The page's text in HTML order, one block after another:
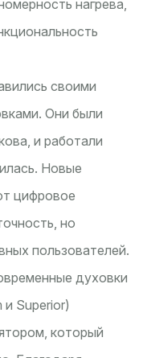
нагрева,
своими
Они были
и работали
Новые
цифровое
но
пользователей.
духовки
и Superior)
который